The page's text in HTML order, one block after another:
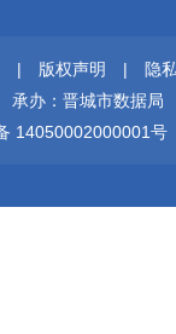
| 版权声明 |
隐
承办：晋城市数据局
14050002000001号